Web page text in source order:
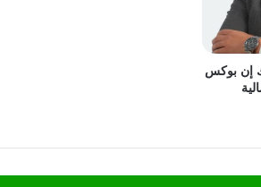
إن بوكس